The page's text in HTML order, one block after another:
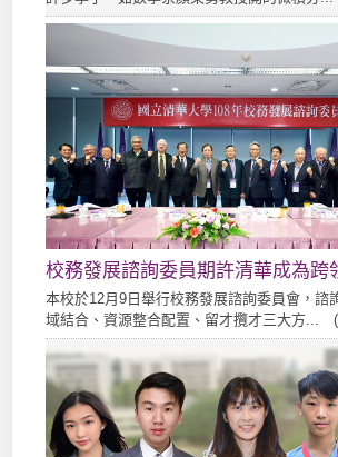
校務發展諮詢委員期許清華成為跨
本校於12月9日舉行校務發展諮詢委員會，諮
域結合、資源整合配置、留才攬才三大方... (